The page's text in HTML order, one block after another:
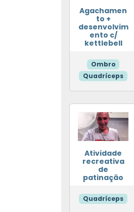
Agachamen
to +
desenvolvim
ento c/
kettlebell
Ombro
Quadríceps
Atividade
recreativa
de
patinação
Quadríceps